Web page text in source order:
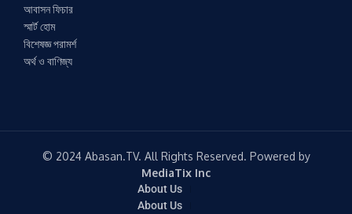
আবাসন ফিচার
স্মার্ট হোম
বিশেষজ্ঞ পরামর্শ
অর্থ ও বাণিজ্য
© 2024 Abasan.TV. All Rights Reserved. Powered by
MediaTix Inc
About Us
About Us